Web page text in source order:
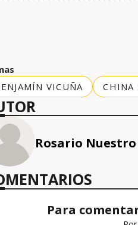
VICUÑA
CHINA
Rosario Nuestro
Para